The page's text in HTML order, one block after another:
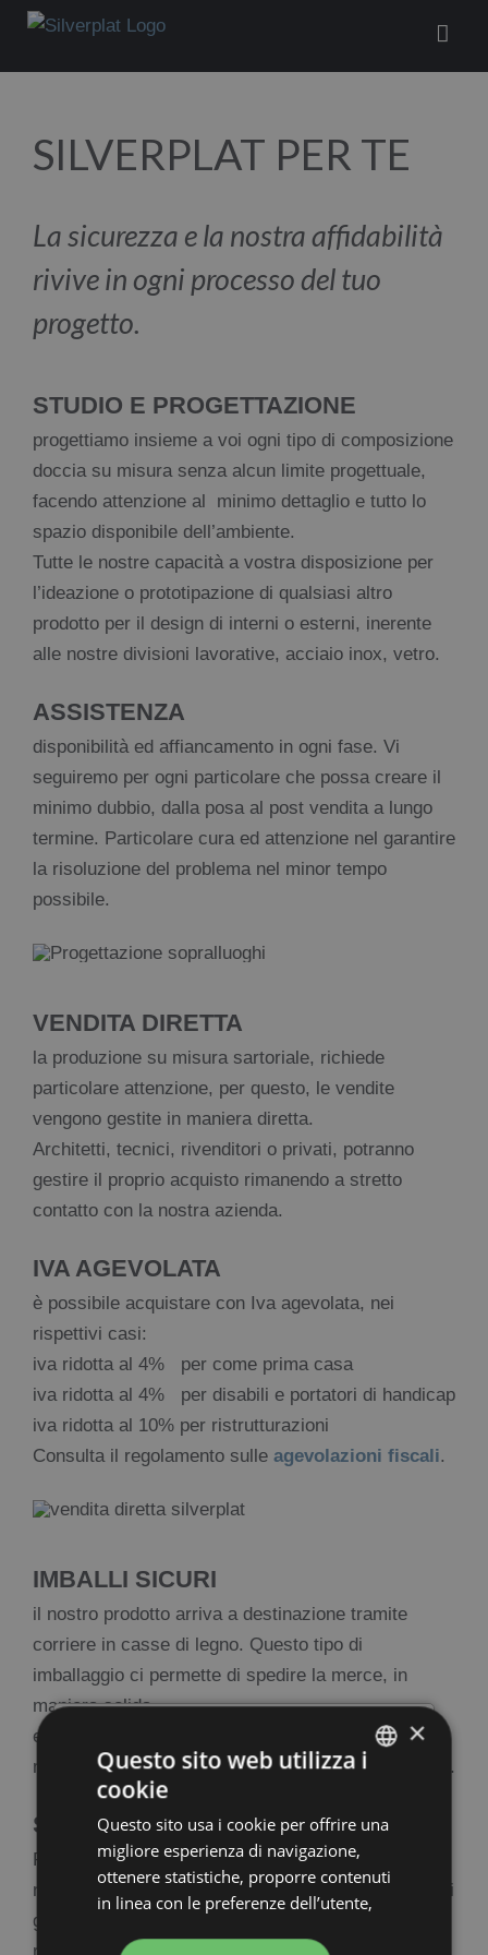
×
Salta
contenuto
SILVERPLAT PER TE
La sicurezza e la nostra affidabilità
rivive in ogni processo del tuo
progetto.
STUDIO E PROGETTAZIONE
progettiamo insieme a voi ogni tipo di composizione
doccia su misura senza alcun limite progettuale,
facendo attenzione al minimo dettaglio e tutto lo
spazio disponibile dell’ambiente.
Tutte le nostre capacità a vostra disposizione per
l’ideazione o prototipazione di qualsiasi altro
prodotto per il design di interni o esterni, inerente
alle nostre divisioni lavorative, acciaio inox, vetro.
ASSISTENZA
disponibilità ed affiancamento in ogni fase. Vi
seguiremo per ogni particolare che possa creare il
minimo dubbio, dalla posa al post vendita a lungo
termine. Particolare cura ed attenzione nel garantire
la risoluzione del problema nel minor tempo
possibile.
VENDITA DIRETTA
la produzione su misura sartoriale, richiede
particolare attenzione, per questo, le vendite
vengono gestite in maniera diretta.
Architetti, tecnici, rivenditori o privati, potranno
gestire il proprio acquisto rimanendo a stretto
contatto con la nostra azienda.
IVA AGEVOLATA
è possibile acquistare con Iva agevolata, nei
rispettivi casi:
iva ridotta al 4% per come prima casa
iva ridotta al 4% per disabili e portatori di handicap
iva ridotta al 10% per ristrutturazioni
Consulta il regolamento sulle agevolazioni fiscali.
IMBALLI SICURI
il nostro prodotto arriva a destinazione tramite
corriere in casse di legno. Questo tipo di
imballaggio ci permette di spedire la merce, in
maniera solida
e sicura, che siano vetri o qualunque tipo di
materiale, usiamo ogni volta la massima attenzione.
SOPRALLUOGHI
Particolare servizio da concordare nel caso di
necessità, generalmente indispensabile per lavori di
grande identità e in particolari casi di
ENGLISH
GERMAN
×
Questo sito web utilizza i
cookie
Questo sito usa i cookie per offrire una
migliore esperienza di navigazione,
ottenere statistiche, proporre contenuti
in linea con le preferenze dell’utente,